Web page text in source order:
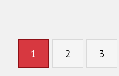
1 2 3